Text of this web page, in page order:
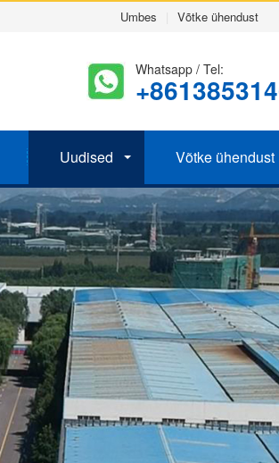
Umbes Võtke ühendust
Whatsapp / Tel:
Uudised Võtke ühendust